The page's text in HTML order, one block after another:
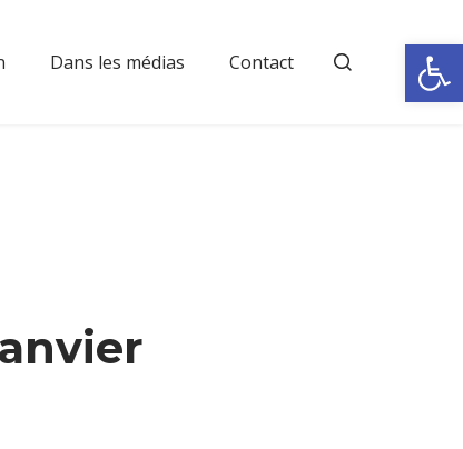
Ouvrir
Dans les médias Contact